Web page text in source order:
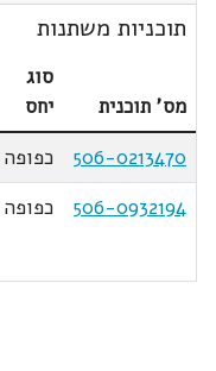
תוכניות משתנות
מס' תוכנית
סוג
יחס
506-0213470
כפופה
506-0932194
כפופה